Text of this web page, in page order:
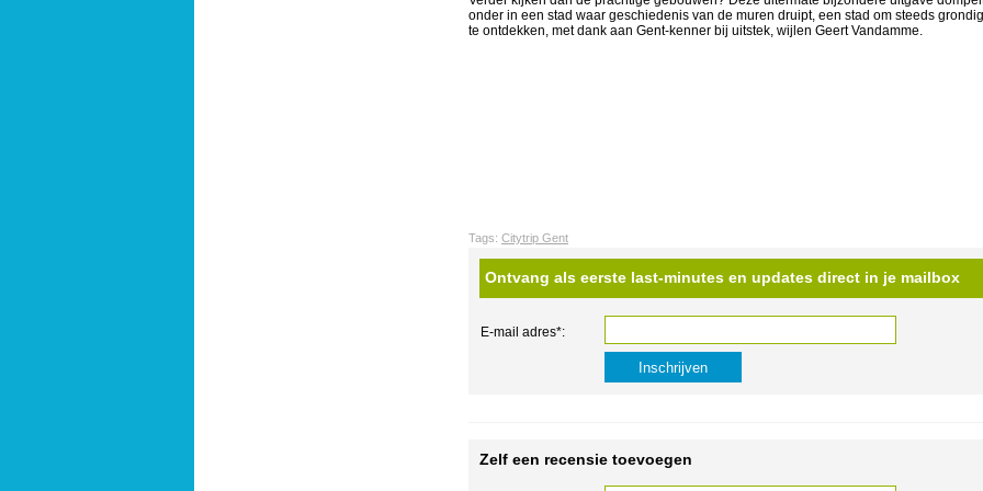
onder in een stad waar geschiedenis van de muren druipt, een stad om steeds
te ontdekken, met dank aan Gent-kenner bij uitstek, wijlen Geert Vandamme.
Tags: Citytrip Gent
Ontvang als eerste last-minutes en updates direct in je mailbox
E-mail adres*:
Zelf een recensie toevoegen